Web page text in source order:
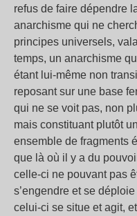
refus de faire dépendre
anarchisme qui ne
principes universels,
temps, un anarchisme
étant lui-même non
reposant sur une base
qui ne se voit pas, non
mais constituant plutôt
ensemble de fragments
que là où il y a du
celle-ci ne pouvant pas
s’engendre et se
celui-ci se situe et agit,